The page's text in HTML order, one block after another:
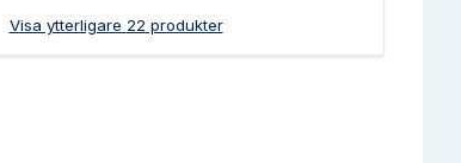
Visa ytterligare 22 produkter